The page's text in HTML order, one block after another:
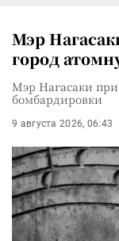
Мэр
город
Мэр Нагасаки
бомбардировки
9 августа 2026, 06:43